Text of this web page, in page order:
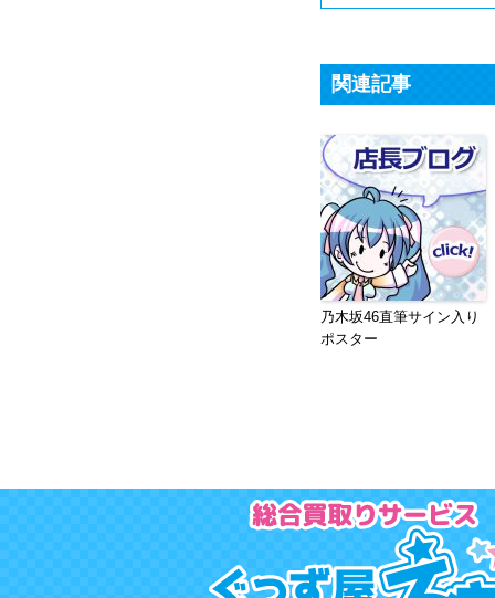
関連記事
乃木坂46直筆サイン入り
ポスター